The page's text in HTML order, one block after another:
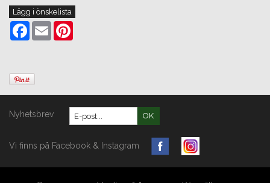
Lägg i önskelista
Facebook
Email
Nyhetsbrev OK
Vi finns på Facebook & Instagram